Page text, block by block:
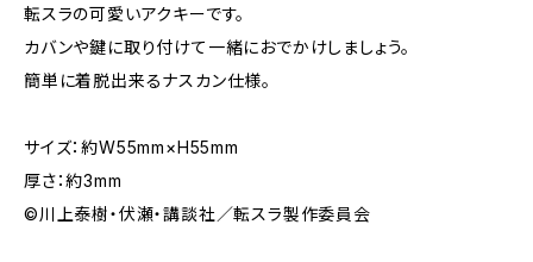
転スラの可愛いアクキーです。
カバンや鍵に取り付けて一緒におでかけしましょう。
簡単に着脱出来るナスカン仕様。
サイズ：約W55mm×H55mm
厚さ：約3mm
©川上泰樹・伏瀬・講談社／転スラ製作委員会